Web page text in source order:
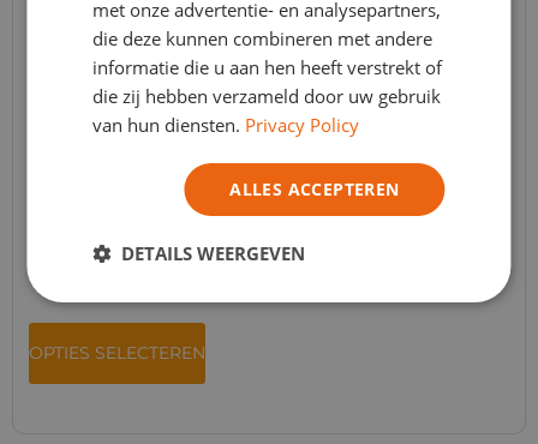
JESMONITE® AC84 Kit
Jesmonite
OPTIES SELECTEREN
met onze advertentie- en analysepartners,
die deze kunnen combineren met andere
informatie die u aan hen heeft verstrekt of
die zij hebben verzameld door uw gebruik
van hun diensten. Privacy Policy
ALLES ACCEPTEREN
DETAILS WEERGEVEN